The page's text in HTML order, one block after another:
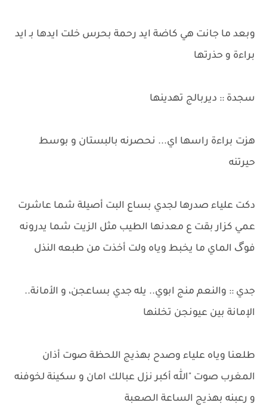
وبعد ما جانت هي كاضة ايد رحمة بحرس خلت ايدها بـ ايد
براءة و حذرتها
​سجدة :: ديربالج تهدينها
هزت براءة راسها اي... نحصرنه بالبستان و بوسط
حيرتنه
​دكت علياء صدرها لجدي بساع البت أصيلة شما عاشرت
عمي كزار بقت ع معدنها الطيب مثل الزيت شما يدرونه
فوگ الماي ما يخبط وياه ولت أخذت من طبعه النذل
​جدي :: والنعم منج ابوي.. يله جدي بساعجن، و الأمانة..
الإمانة بين عيونجن تخلنها
​طلعنا وياه علياء وصدح بهذيج اللحظة صوت أذان
المغرب صوت "الله أكبر نزل عبالك امان و سكينة لخوفنه
و رعبنه بهذيج الساعة الصعبة